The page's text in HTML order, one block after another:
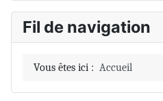
Fil de navigation
Vous êtes ici : Accueil